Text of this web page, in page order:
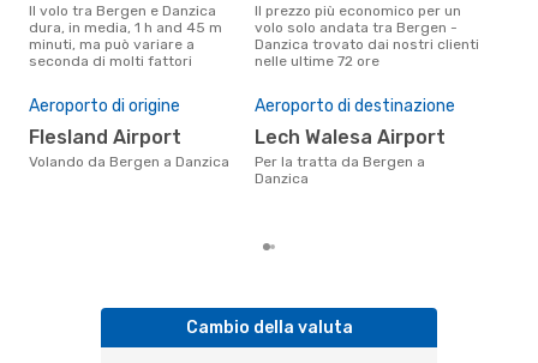
Il volo tra Bergen e Danzica
dura, in media, 1 h and 45 m
minuti, ma può variare a
seconda di molti fattori
Il prezzo più economico per un
volo solo andata tra Bergen -
Danzica trovato dai nostri clienti
nelle ultime 72 ore
Aeroporto di origine
Flesland Airport
Volando da Bergen a Danzica
Aeroporto di destinazione
Lech Walesa Airport
Per la tratta da Bergen a
Danzica
Cambio della valuta